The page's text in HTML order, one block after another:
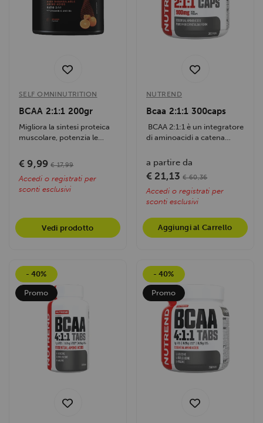
SELF OMNINUTRITION
BCAA 2:1:1 200gr
Migliora la sintesi proteica
muscolare, potenzia le
€ 9,99 € 17,99
Accedi o registrati per
sconti esclusivi
Vedi prodotto
NUTREND
Bcaa 2:1:1 300caps
BCAA 2:1:1 è un integratore
di aminoacidi a catena
a partire da
€ 21,13 € 60,36
Accedi o registrati per
sconti esclusivi
Aggiungi al Carrello
- 40%
Promo
- 40%
Promo